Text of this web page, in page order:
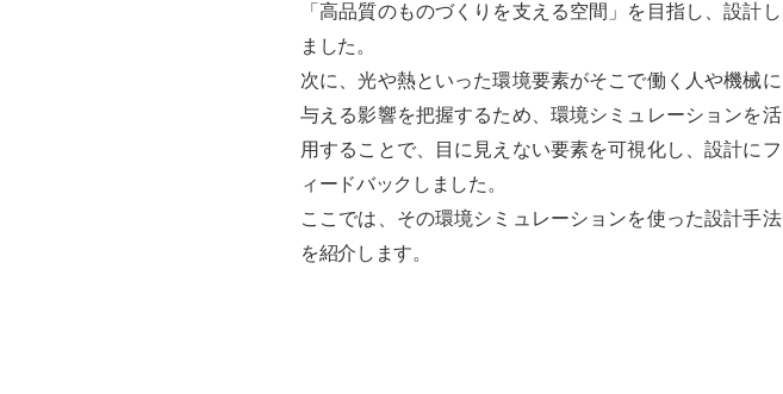
「高品質のものづくりを支える空間」を目指し、設計し
ました。
次に、光や熱といった環境要素がそこで働く人や機械に
与える影響を把握するため、環境シミュレーションを活
用することで、目に見えない要素を可視化し、設計にフ
ィードバックしました。
ここでは、その環境シミュレーションを使った設計手法
を紹介します。